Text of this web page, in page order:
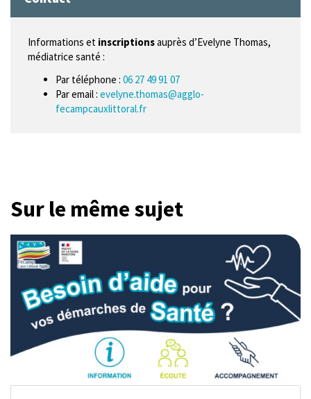
Informations et inscriptionsauprès d’Evelyne Thomas,
médiatrice santé :
Par téléphone : 06 27 49 91 07
Par email : evelyne.thomas@agglo-
fecampcauxlittoral.fr
Sur le même sujet